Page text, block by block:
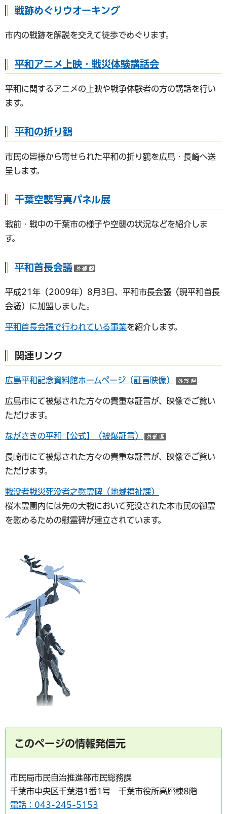
戦跡めぐりウオーキング
市内の戦跡を解説を交えて徒歩でめぐります。
平和アニメ上映・戦災体験講話会
平和に関するアニメの上映や戦争体験者の方の講話を行い
ます。
平和の折り鶴
市民の皆様から寄せられた平和の折り鶴を広島・長崎へ送
呈します。
千葉空襲写真パネル展
戦前・戦中の千葉市の様子や空襲の状況などを紹介しま
す。
平和首長会議
平成21年（2009年）8月3日、平和市長会議（現平和首長
会議）に加盟しました。
平和首長会議で行われている事業を紹介します。
関連リンク
広島平和記念資料館ホームページ（証言映像）
広島市にて被爆された方々の貴重な証言が、映像でご覧い
ただけます。
ながさきの平和【公式】（被爆証言）
長崎市にて被爆された方々の貴重な証言が、映像でご覧い
ただけます。
戦没者戦災死没者之慰霊碑（地域福祉課）
桜木霊園内には先の大戦において死没された本市民の御霊
を慰めるための慰霊碑が建立されています。
このページの情報発信元
市民局市民自治推進部市民総務課
千葉市中央区千葉港1番1号 千葉市役所高層棟8階
電話：043-245-5153